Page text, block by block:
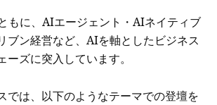
もに、AIエージェント・AIネイティブ
ブン経営など、AIを軸としたビジネス
ーズに突入しています。
では、以下のようなテーマでの登壇を